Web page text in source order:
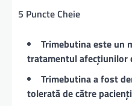
5 Puncte Cheie
Trimebutina este un
tratamentul afecțiunilor
Trimebutina a fost
tolerată de către pacienți